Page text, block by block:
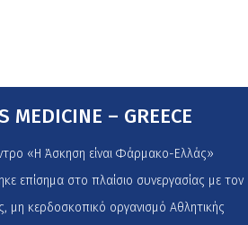
MEDICINE – GREECE
«Η Άσκηση είναι Φάρμακο-Ελλάς»
επίσημα στο πλαίσιο συνεργασίας με τον
μη κερδοσκοπικό οργανισμό Αθλητικής